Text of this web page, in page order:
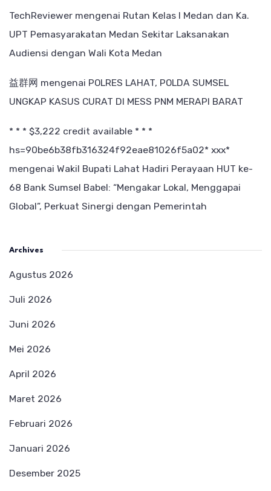
TechReviewer mengenai Rutan Kelas I Medan dan Ka.
UPT Pemasyarakatan Medan Sekitar Laksanakan
Audiensi dengan Wali Kota Medan
益群网 mengenai POLRES LAHAT, POLDA SUMSEL
UNGKAP KASUS CURAT DI MESS PNM MERAPI BARAT
* * * $3,222 credit available * * *
hs=90be6b38fb316324f92eae81026f5a02* ххх*
mengenai Wakil Bupati Lahat Hadiri Perayaan HUT ke-
68 Bank Sumsel Babel: “Mengakar Lokal, Menggapai
Global”, Perkuat Sinergi dengan Pemerintah
Archives
Agustus 2026
Juli 2026
Juni 2026
Mei 2026
April 2026
Maret 2026
Februari 2026
Januari 2026
Desember 2025